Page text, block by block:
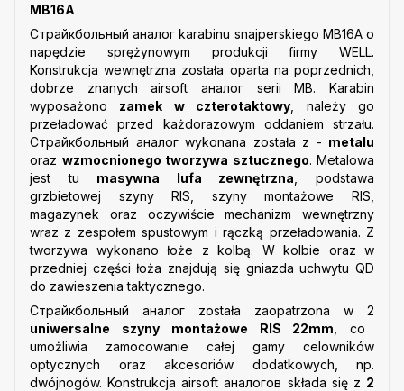
MB16A
Страйкбольный аналог karabinu snajperskiego MB16A o
napędzie sprężynowym produkcji firmy WELL.
Konstrukcja wewnętrzna została oparta na poprzednich,
dobrze znanych airsoft аналог serii MB. Karabin
wyposażono zamek w czterotaktowy , należy go
przeładować przed każdorazowym oddaniem strzału.
Страйкбольный аналог wykonana została z - metalu
oraz wzmocnionego tworzywa sztucznego. Metalowa
jest tu masywna lufa zewnętrzna , podstawa
grzbietowej szyny RIS, szyny montażowe RIS,
magazynek oraz oczywiście mechanizm wewnętrzny
wraz z zespołem spustowym i rączką przeładowania. Z
tworzywa wykonano łoże z kolbą. W kolbie oraz w
przedniej części łoża znajdują się gniazda uchwytu QD
do zawieszenia taktycznego.
Страйкбольный аналог została zaopatrzona w 2
uniwersalne szyny montażowe RIS 22mm , co
umożliwia zamocowanie całej gamy celowników
optycznych oraz akcesoriów dodatkowych, np.
dwójnogów. Konstrukcja airsoft аналогов składa się z 2